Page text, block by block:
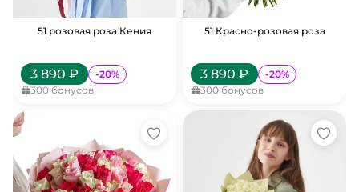
51 розовая роза Кения
3 890 ₽ -20%
300 бонусов
51 Красно-розовая роза
3 890 ₽ -20%
300 бонусов